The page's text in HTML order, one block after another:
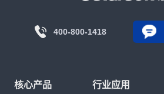
400-800-1418
核心产品 行业应用